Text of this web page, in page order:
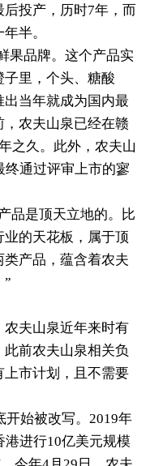
投产，历时7年，而
半。
果品牌。这个产品实
里，个头、糖酸
当年就成为国内最
农夫山泉已经在赣
之久。此外，农夫山
终通过评审上市的寥
品是顶天立地的。比
的天花板，属于顶
产品，蕴含着农夫
”
夫山泉近年来时有
前农夫山泉相关负
市计划，且不需要
开始被改写。2019年
进行10亿美元规模